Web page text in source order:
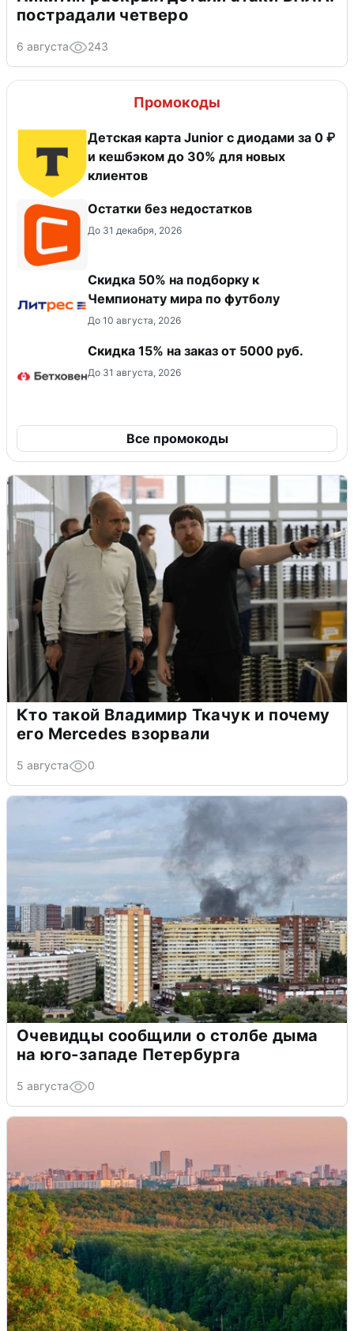
пострадали четверо
6 августа 243
Промокоды
Детская карта Junior с диодами за 0 ₽
и кешбэком до 30% для новых
клиентов
Остатки без недостатков
До 31 декабря, 2026
Скидка 50% на подборку к
Чемпионату мира по футболу
До 10 августа, 2026
Скидка 15% на заказ от 5000 руб.
До 31 августа, 2026
Все промокоды
Кто такой Владимир Ткачук и почему
его Mercedes взорвали
5 августа 0
Очевидцы сообщили о столбе дыма
на юго-западе Петербурга
5 августа 0